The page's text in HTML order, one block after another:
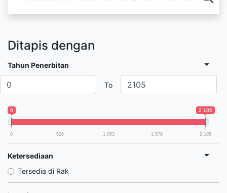
Ditapis dengan
Tahun Penerbitan
To
0 2 105
0 526 1 053 1 579 2 105
Ketersediaan
Tersedia di Rak